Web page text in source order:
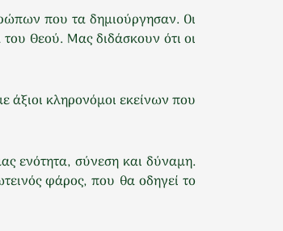
που τα δημιούργησαν. Οι
Θεού. Μας διδάσκουν ότι οι
άξιοι κληρονόμοι εκείνων που
ενότητα, σύνεση και δύναμη.
φάρος, που θα οδηγεί το